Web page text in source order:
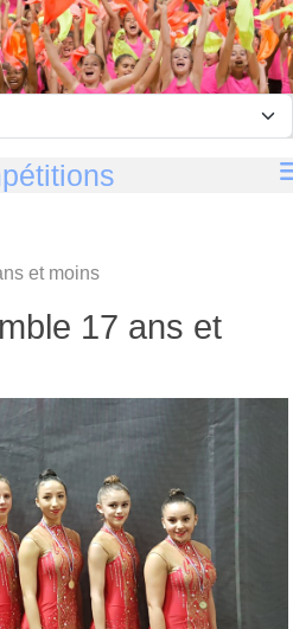
et moins
17 ans et